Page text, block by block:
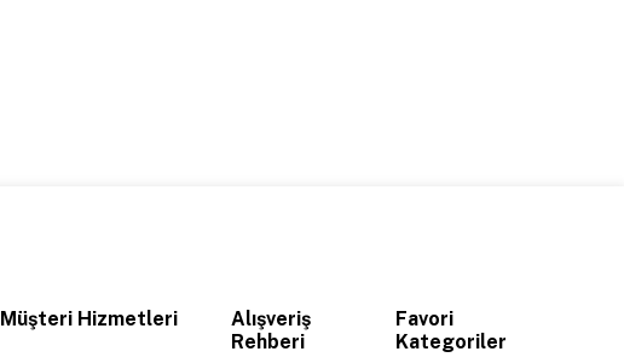
Müşteri Hizmetleri
Alışveriş
Rehberi
Favori
Kategoriler